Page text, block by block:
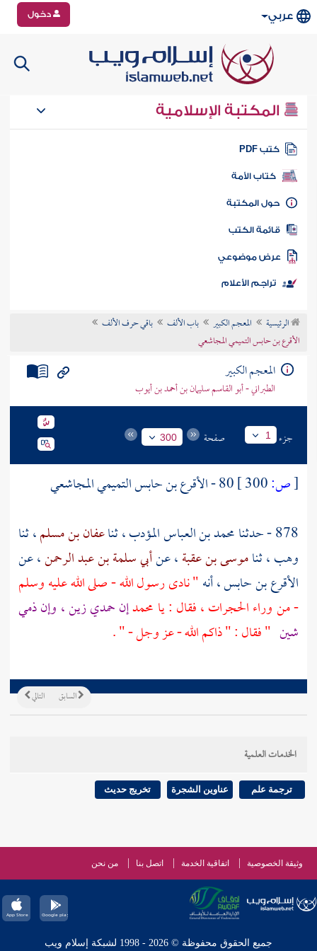
عربي دخول
المكتبة الإسلامية
كتب PDF
كتاب الأمة
المكتبة
الكتب
موضوعي
تراجم الأعلام
الرئيسية المعجم الكبير باب الألف
باقي حرف الألف
الأقرع بن حابس التميمي المجاشعي
المعجم الكبير
الطبراني - أبو القاسم سليمان بن أحمد بن أيوب
جزء 1 صفحة 300
[ص:
80 - الأقرع بن حابس التميمي المجاشعي
878 - حدثنا
محمد بن العباس المؤدب، ثناعفان بن مسلم، ثنا
وهب، ثناموسى بن عقبة، عنأبي سلمة بن عبد الرحمن، عن
الأقرع بن حابس، أنه" نادى رسول الله - صلى الله عليه وسلم
- من وراء الحجرات ، فقال : يا محمدإن حمدي زين ، وإن ذمي
شين " فقال : " ذاكم الله - عز وجل - " .
التالي السابق
الخدمات العلمية
ترجمة علم عناوين الشجرة تخريج حديث
وثيقة الخصوصية اتفاقية الخدمة اتصل بنا من نحن
جميع الحقوق محفوظة © 2026 - 1998 لشبكة إسلام ويب